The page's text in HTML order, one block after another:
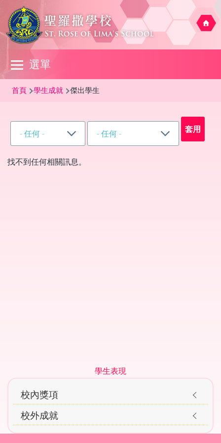
移至主內容
選單
Main
navigation
導
連
結
首頁 學生成就 傑出學生
找不到任何相關訊息。
navigation
Awards
學生表現
校內獎項
校外成就